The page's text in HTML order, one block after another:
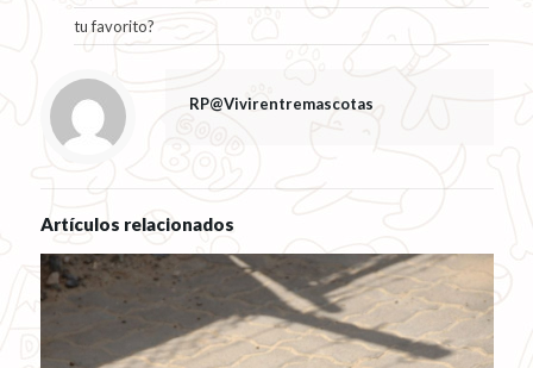
tu favorito?
RP@Vivirentremascotas
Artículos relacionados